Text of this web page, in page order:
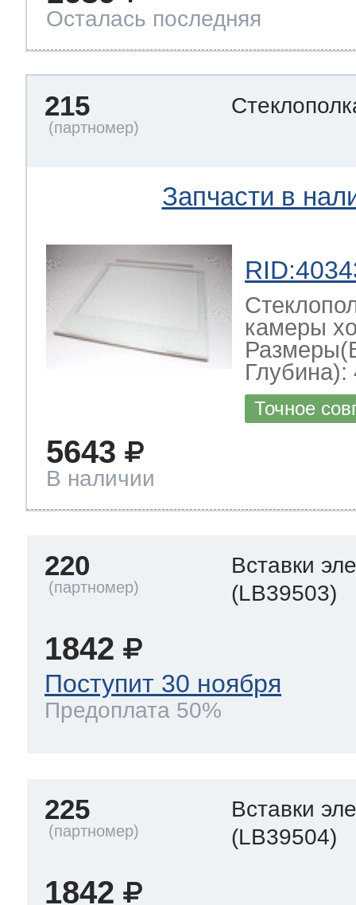
Осталась последняя
215
Запчасти в
камеры
Глубина):
Точное
5643
В наличии
220
Вставки
(LB39503)
1842
Поступит 30 ноября
Предоплата 50%
225
Вставки
(LB39504)
1842